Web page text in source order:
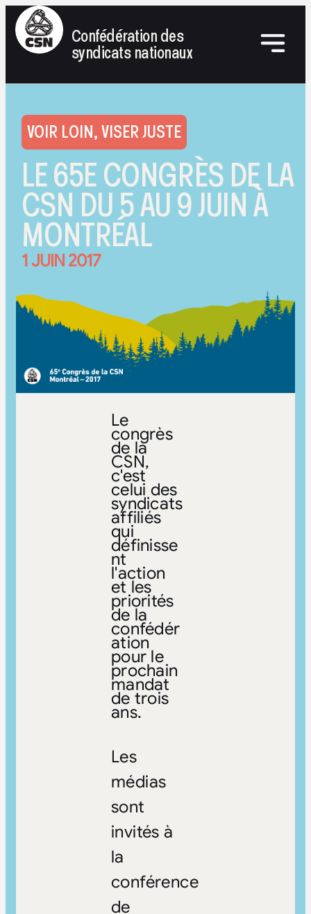
Confédération des
syndicats nationaux
VOIR LOIN, VISER JUSTE
LE 65E CONGRÈS DE LA
CSN DU 5 AU 9 JUIN À
MONTRÉAL
1 JUIN 2017
Le
congrès
de la
CSN,
c'est
celui des
syndicats
affiliés
qui
définisse
nt
l'action
et les
priorités
de la
confédér
ation
pour le
prochain
mandat
de trois
ans.
Les
médias
sont
invités à
la
conférence
de